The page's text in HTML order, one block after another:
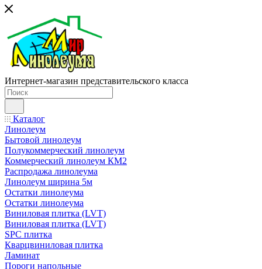
Интернет-магазин представительского класса
Каталог
Линолеум
Бытовой линолеум
Полукоммерческий линолеум
Коммерческий линолеум КМ2
Распродажа линолеума
Линолеум ширина 5м
Остатки линолеума
Остатки линолеума
Виниловая плитка (LVT)
Виниловая плитка (LVT)
SPC плитка
Кварцвиниловая плитка
Ламинат
Пороги напольные